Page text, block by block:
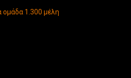
ομάδα 1.300 μέλη